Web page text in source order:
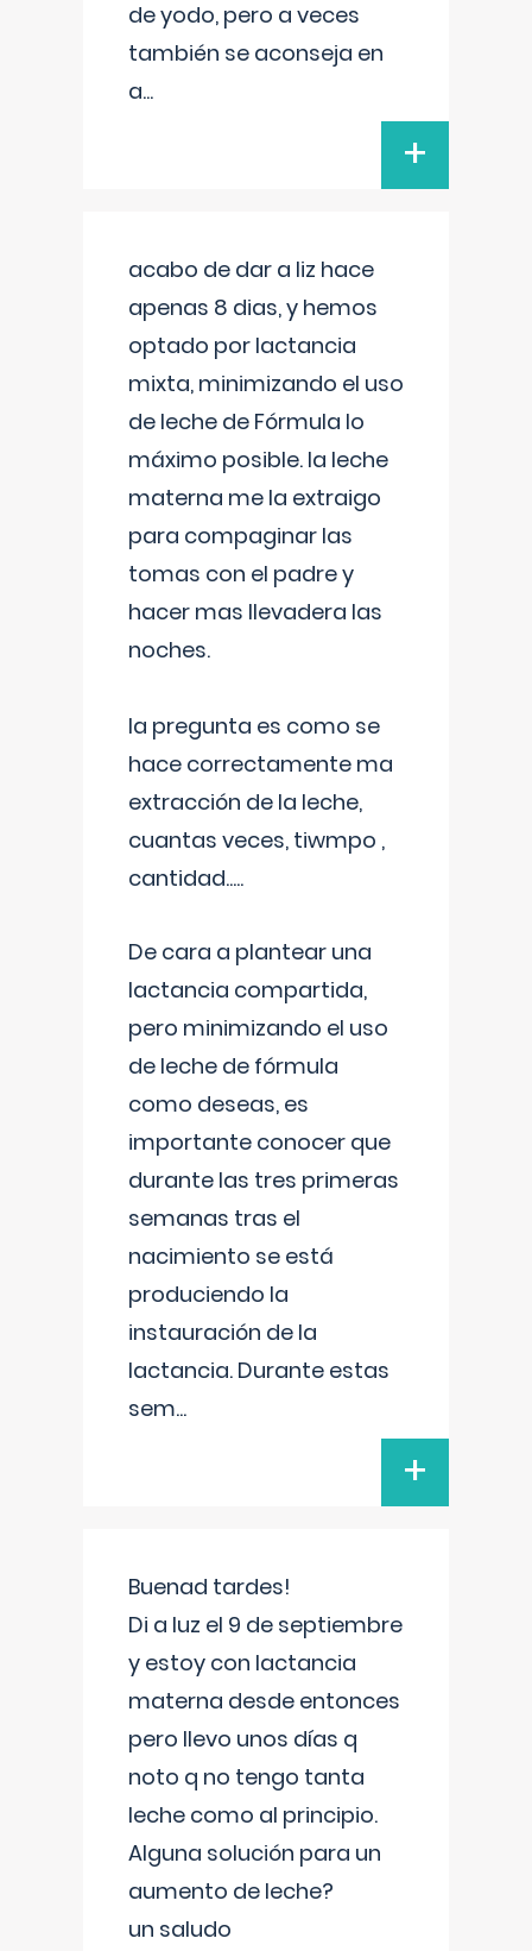
de yodo, pero a veces
también se aconseja en
a...
+
acabo de dar a liz hace
apenas 8 dias, y hemos
optado por lactancia
mixta, minimizando el uso
de leche de Fórmula lo
máximo posible. la leche
materna me la extraigo
para compaginar las
tomas con el padre y
hacer mas llevadera las
noches.
la pregunta es como se
hace correctamente ma
extracción de la leche,
cuantas veces, tiwmpo ,
cantidad.....
De cara a plantear una
lactancia compartida,
pero minimizando el uso
de leche de fórmula
como deseas, es
importante conocer que
durante las tres primeras
semanas tras el
nacimiento se está
produciendo la
instauración de la
lactancia. Durante estas
sem...
+
Buenad tardes!
Di a luz el 9 de septiembre
y estoy con lactancia
materna desde entonces
pero llevo unos días q
noto q no tengo tanta
leche como al principio.
Alguna solución para un
aumento de leche?
un saludo